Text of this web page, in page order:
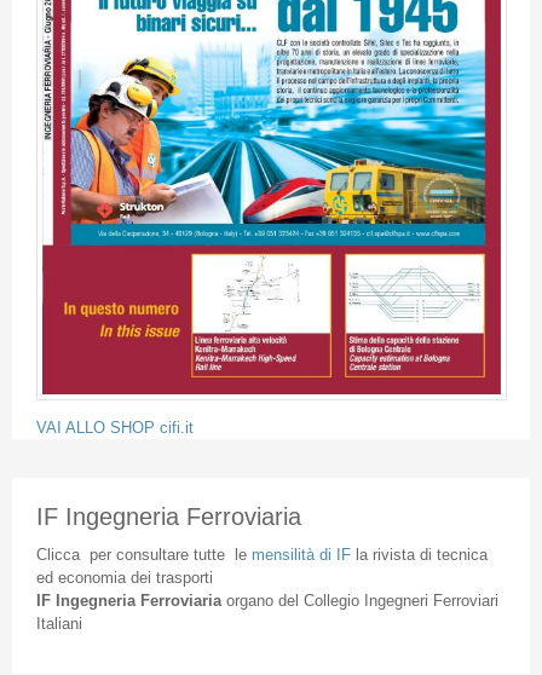
VAI ALLO SHOP cifi.it
IF Ingegneria Ferroviaria
Cliccaper consultare tuttele mensilità di IFla rivista di tecnica
ed economia dei trasporti
IF Ingegneria Ferroviaria organodel Collegio Ingegneri Ferroviari
Italiani